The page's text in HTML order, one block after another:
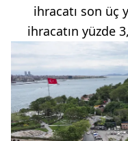
ihracatı son üç
ihracatın yüzde